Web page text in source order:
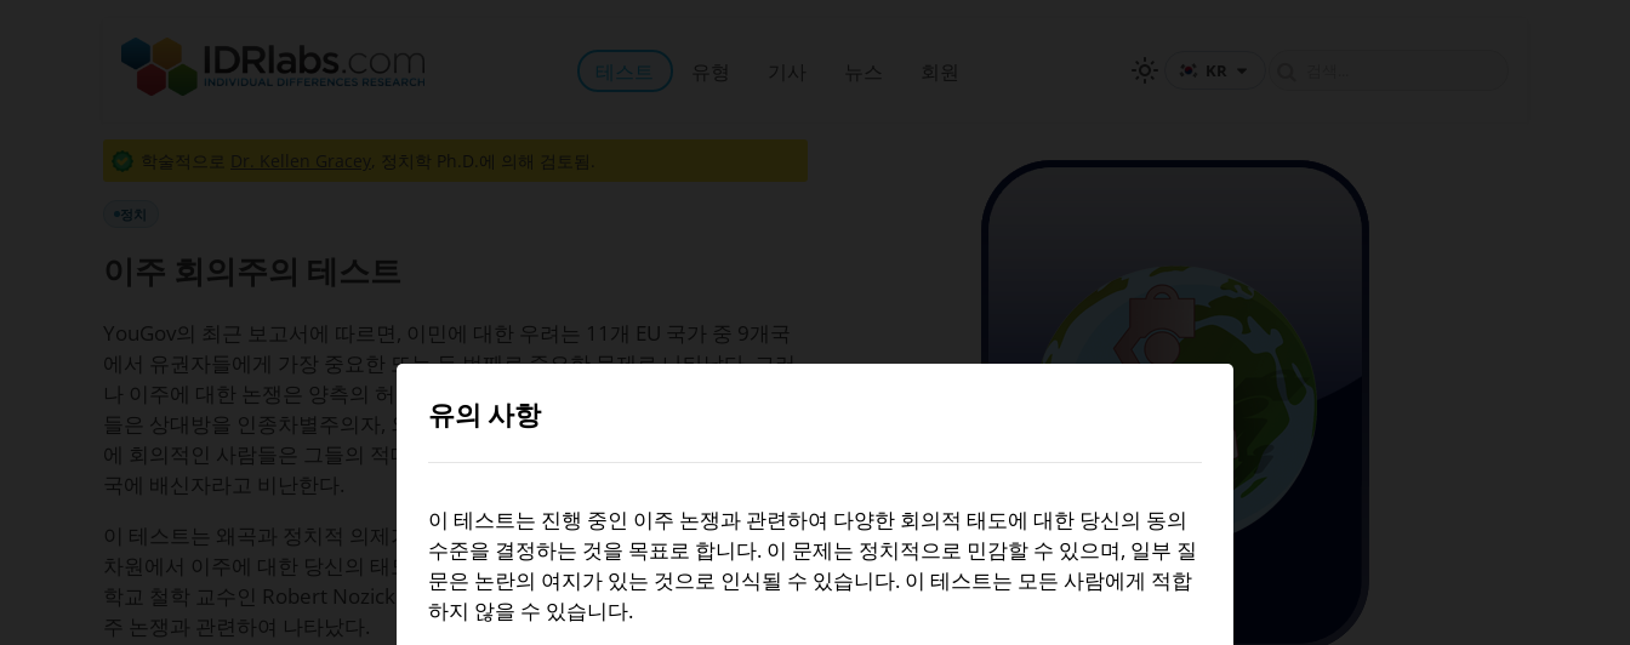
테스트 유형 기사 뉴스 회원 KR
학술적으로 Dr. Kellen Gracey, 정치학 Ph.D.에 의해 검토됨.
정치
이주 회의주의 테스트
YouGov의 최근 보고서에 따르면, 이민에 대한 우려는 11개 EU 국가 중 9개국
에서 유권자들에게 가장 중요한 또는 두 번째로 중요한 문제로 나타났다. 그러
나 이주에 대한 논쟁은 양측의 허수아비로 인해 종종 왜곡되며, 친이주 옹호자
들은 상대방을 인종차별주의자, 외국인 혐오자, 관용 부족으로 비난하고, 이주
에 회의적인 사람들은 그들의 적대자를 순진하거나, 기만적이거나, 심지어 조
국에 배신자라고 비난한다.
이 테스트는 왜곡과 정치적 의제가 없도록 목표로 한다. 이 테스트는 여섯 가지
차원에서 이주에 대한 당신의 태도를 측정할 것이다. 이 중 세 가지는 하버드 대
학교 철학 교수인 Robert Nozick에 의해 확인되었다. 나머지 세 가지는 최근 이
주 논쟁과 관련하여 나타났다.
유의 사항
이 테스트는 진행 중인 이주 논쟁과 관련하여 다양한 회의적 태도에 대한 당신의 동의
수준을 결정하는 것을 목표로 합니다. 이 문제는 정치적으로 민감할 수 있으며, 일부 질
문은 논란의 여지가 있는 것으로 인식될 수 있습니다. 이 테스트는 모든 사람에게 적합
하지 않을 수 있습니다.